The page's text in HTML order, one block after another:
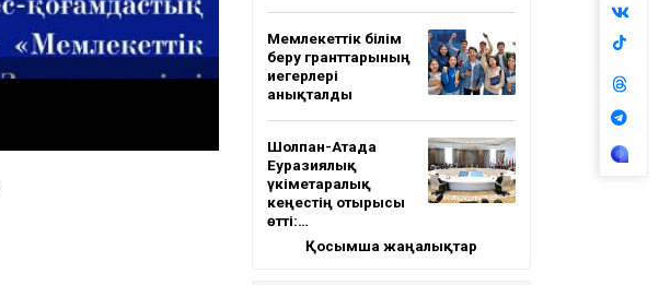
Мемлекеттік білім
беру гранттарының
иегерлері
анықталды
Шолпан-Атада
Еуразиялық
үкіметаралық
кеңестің отырысы
өтті:…
Қосымша жаңалықтар